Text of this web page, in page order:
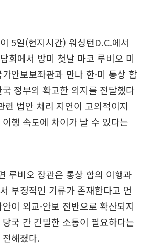
5일(현지시간) 워싱턴D.C.에서
회에서 방미 첫날 마코 루비오 미
안보보좌관과 만나 한·미 통상 합
정부의 확고한 의지를 전달했다
련 법안 처리 지연이 고의적이지
행 속도에 차이가 날 수 있다는
루비오 장관은 통상 합의 이행과
부정적인 기류가 존재한다고 언
이 외교·안보 전반으로 확산되지
국 간 긴밀한 소통이 필요하다는
해졌다.